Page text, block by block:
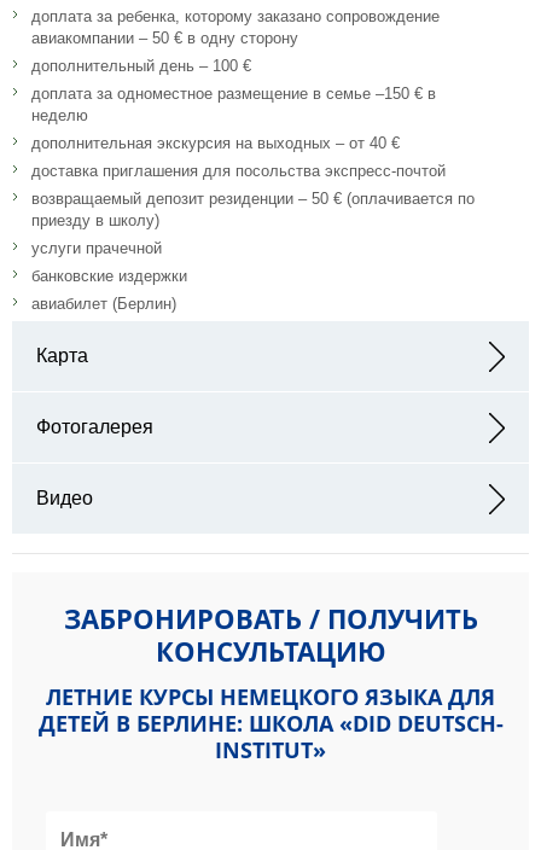
доплата за ребенка, которому заказано сопровождение
авиакомпании – 50 € в одну сторону
дополнительный день – 100 €
доплата за одноместное размещение в семье –150 € в
неделю
дополнительная экскурсия на выходных – от 40 €
доставка приглашения для посольства экспресс-почтой
возвращаемый депозит резиденции – 50 € (оплачивается по
приезду в школу)
услуги прачечной
банковские издержки
авиабилет (Берлин)
Карта
Фотогалерея
Видео
ЗАБРОНИРОВАТЬ / ПОЛУЧИТЬ
КОНСУЛЬТАЦИЮ
ЛЕТНИЕ КУРСЫ НЕМЕЦКОГО ЯЗЫКА ДЛЯ
ДЕТЕЙ В БЕРЛИНЕ: ШКОЛА «DID DEUTSCH-
INSTITUT»